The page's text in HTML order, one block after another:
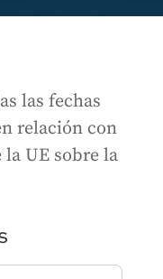
las fechas
relación con
UE sobre la